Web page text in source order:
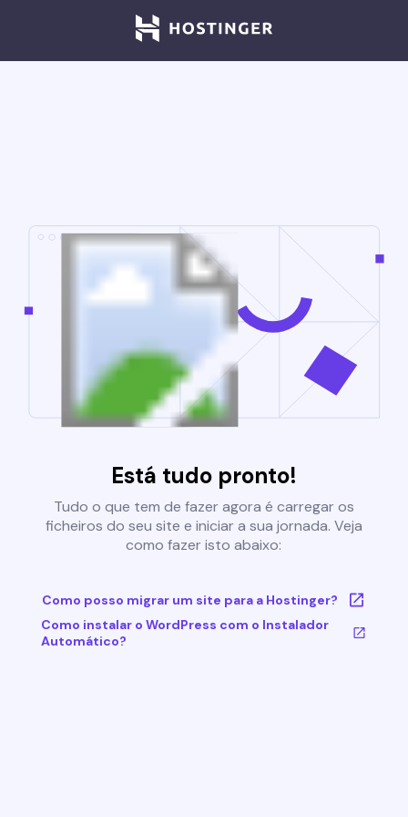
Está tudo pronto!
Tudo o que tem de fazer agora é carregar os
ficheiros do seu site e iniciar a sua jornada. Veja
como fazer isto abaixo:
Como posso migrar um site para a Hostinger?
Como instalar o WordPress com o Instalador
Automático?